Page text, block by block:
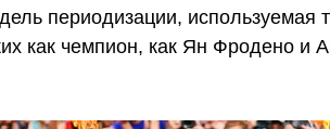
периодизации, используемая
как чемпион, как Ян Фродено